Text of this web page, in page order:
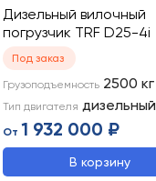
Дизельный вилочный
погрузчик TRF D25-4i
Под заказ
Грузоподъемность 2500 кг
Тип двигателя дизельный
От 1 932 000 ₽
В корзину